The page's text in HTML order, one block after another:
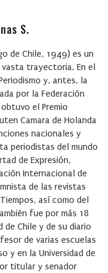
S.
de Chile, 1949) es un
trayectoria. En el
y, antes, la
por la Federación
el Premio
Camara de Holanda
nacionales y
periodistas del mundo
de Expresión,
Internacional de
de las revistas
así como del
fue por más 18
de Chile y de su diario
de varias escuelas
y en la Universidad de
titular y senador